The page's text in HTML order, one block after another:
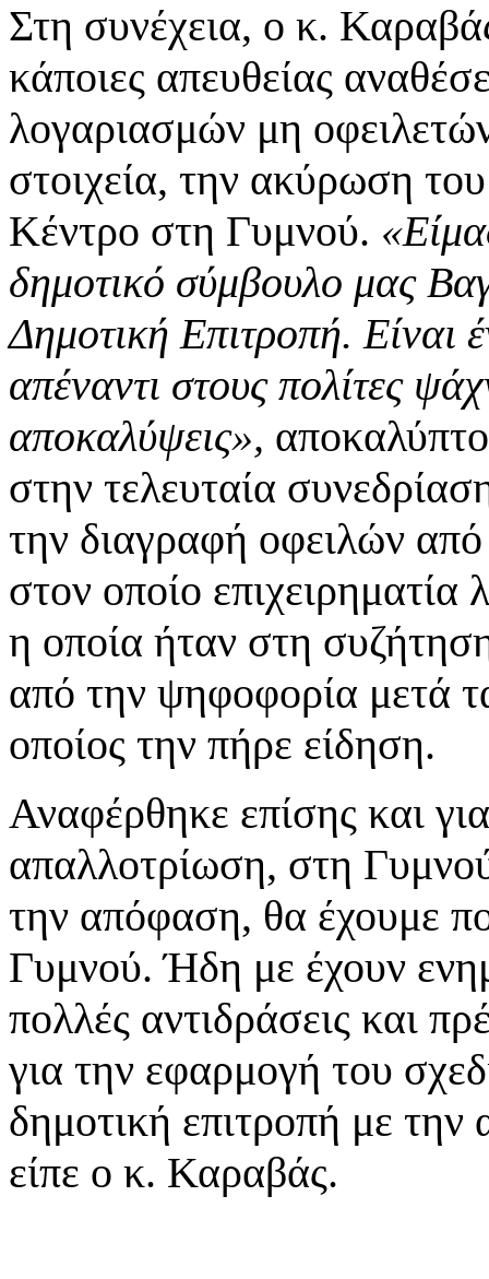
Στη συνέχεια, ο κ.
κάποιες απευθείας
λογαριασμών μη
στοιχεία, την ακύρωση
Κέντρο στη Γυμνού.
δημοτικό σύμβουλο μας
Δημοτική Επιτροπή.
απέναντι στους πολίτες
αποκαλύψεις»,
στην τελευταία
την διαγραφή οφειλών
στον οποίο
η οποία ήταν στη
από την ψηφοφορία μετά
οποίος την πήρε είδηση.
Αναφέρθηκε επίσης και
απαλλοτρίωση, στη
την απόφαση, θα έχουμε
Γυμνού. Ήδη με έχουν
πολλές αντιδράσεις και
για την εφαρμογή του
δημοτική επιτροπή με
είπε ο κ. Καραβάς.